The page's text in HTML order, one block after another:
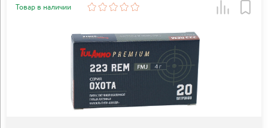
Товар в наличии